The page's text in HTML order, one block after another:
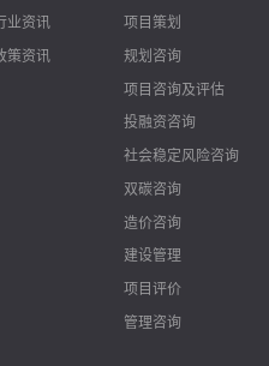
业资讯
策资讯
项目策划
规划咨询
项目咨询及评估
投融资咨询
社会稳定风险咨询
双碳咨询
造价咨询
建设管理
项目评价
管理咨询